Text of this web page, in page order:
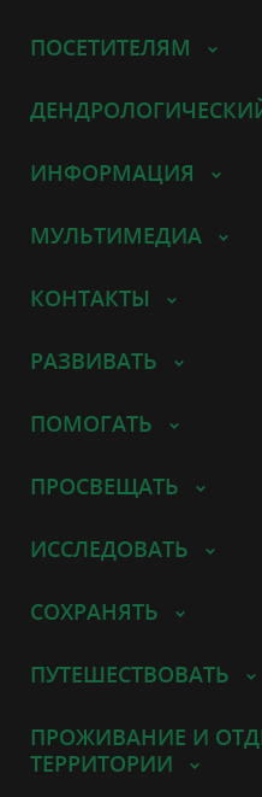
ПОСЕТИТЕЛЯМ
ИНФОРМАЦИЯ
МУЛЬТИМЕДИА
КОНТАКТЫ
РАЗВИВАТЬ
ПОМОГАТЬ
ПРОСВЕЩАТЬ
ИССЛЕДОВАТЬ
СОХРАНЯТЬ
ПУТЕШЕСТВОВАТЬ
ПРОЖИВАНИЕ И
ТЕРРИТОРИИ